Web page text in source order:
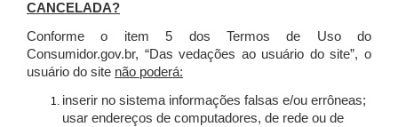
CANCELADA?
Conforme o item 5 dos Termos de Uso do
Consumidor.gov.br, “Das vedações ao usuário do site”, o
usuário do site não poderá:
inserir no sistema informações falsas e/ou errôneas;
usar endereços de computadores, de rede ou de